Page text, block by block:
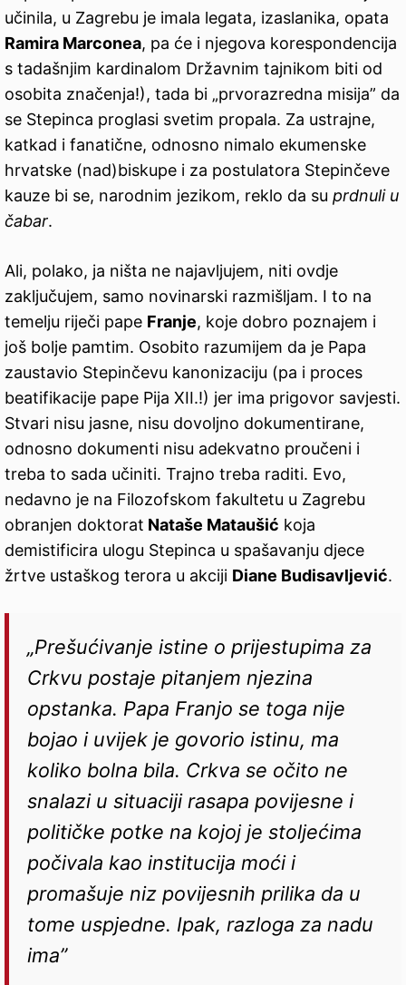
učinila, u Zagrebu je imala legata, izaslanika, opata
Ramira Marconea, pa će i njegova korespondencija
s tadašnjim kardinalom Državnim tajnikom biti od
osobita značenja!), tada bi „prvorazredna misija” da
se Stepinca proglasi svetim propala. Za ustrajne,
katkad i fanatične, odnosno nimalo ekumenske
hrvatske (nad)biskupe i za postulatora Stepinčeve
kauze bi se, narodnim jezikom, reklo da su prdnuli u
čabar.
Ali, polako, ja ništa ne najavljujem, niti ovdje
zaključujem, samo novinarski razmišljam. I to na
temelju riječi pape Franje, koje dobro poznajem i
još bolje pamtim. Osobito razumijem da je Papa
zaustavio Stepinčevu kanonizaciju (pa i proces
beatifikacije pape Pija XII.!) jer ima prigovor savjesti.
Stvari nisu jasne, nisu dovoljno dokumentirane,
odnosno dokumenti nisu adekvatno proučeni i
treba to sada učiniti. Trajno treba raditi. Evo,
nedavno je na Filozofskom fakultetu u Zagrebu
obranjen doktorat Nataše Mataušić koja
demistificira ulogu Stepinca u spašavanju djece
žrtve ustaškog terora u akciji Diane Budisavljević.
„Prešućivanje istine o prijestupima za
Crkvu postaje pitanjem njezina
opstanka. Papa Franjo se toga nije
bojao i uvijek je govorio istinu, ma
koliko bolna bila. Crkva se očito ne
snalazi u situaciji rasapa povijesne i
političke potke na kojoj je stoljećima
počivala kao institucija moći i
promašuje niz povijesnih prilika da u
tome uspjedne. Ipak, razloga za nadu
ima”